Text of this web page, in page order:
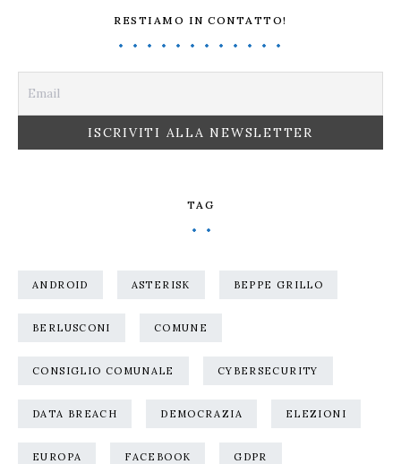
RESTIAMO IN CONTATTO!
TAG
ANDROID ASTERISK BEPPE GRILLO
BERLUSCONI COMUNE
CONSIGLIO COMUNALE CYBERSECURITY
DATA BREACH DEMOCRAZIA ELEZIONI
EUROPA FACEBOOK GDPR